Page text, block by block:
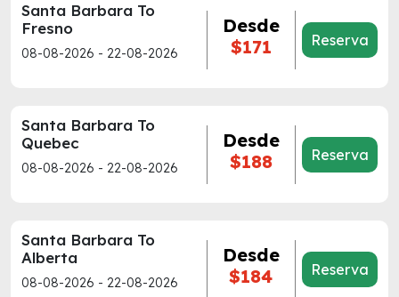
Santa Barbara To
Fresno
08-08-2026 - 22-08-2026
Desde
$171
Reserva
Santa Barbara To
Quebec
08-08-2026 - 22-08-2026
Desde
$188
Reserva
Santa Barbara To
Alberta
08-08-2026 - 22-08-2026
Desde
$184
Reserva